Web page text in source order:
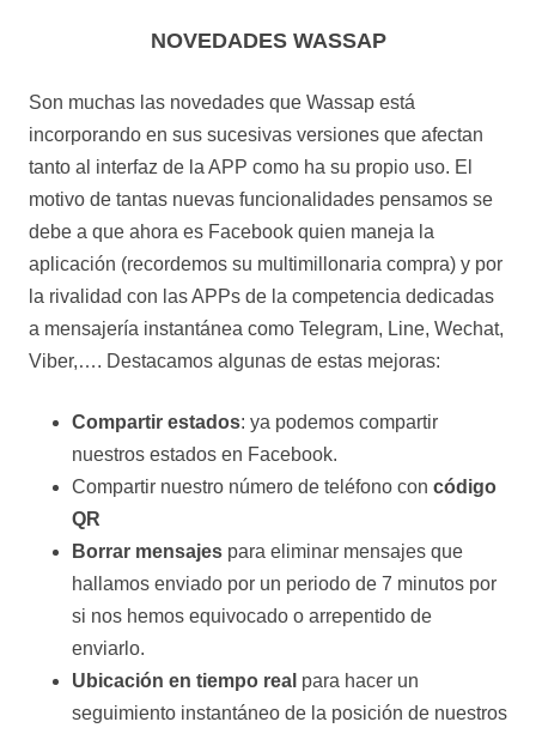
NOVEDADES WASSAP
Son muchas las novedades que Wassap está
incorporando en sus sucesivas versiones que afectan
tanto al interfaz de la APP como ha su propio uso. El
motivo de tantas nuevas funcionalidades pensamos se
debe a que ahora es Facebook quien maneja la
aplicación (recordemos su multimillonaria compra) y por
la rivalidad con las APPs de la competencia dedicadas
a mensajería instantánea como Telegram, Line, Wechat,
Viber,…. Destacamos algunas de estas mejoras:
Compartir estados: ya podemos compartir
nuestros estados en Facebook.
Compartir nuestro número de teléfono con código
QR
Borrar mensajes para eliminar mensajes que
hallamos enviado por un periodo de 7 minutos por
si nos hemos equivocado o arrepentido de
enviarlo.
Ubicación en tiempo real para hacer un
seguimiento instantáneo de la posición de nuestros